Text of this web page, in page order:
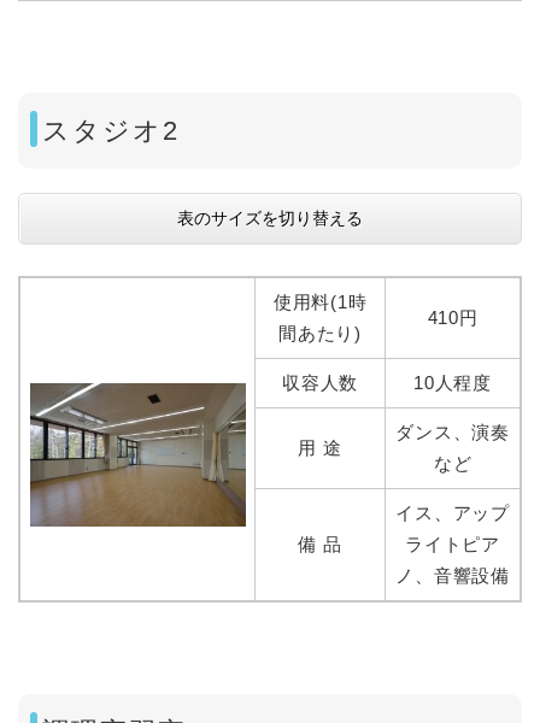
スタジオ2
表のサイズを切り替える
使用料(1時
間あたり)
410円
収容人数 10人程度
用 途
ダンス、演奏
など
備 品
イス、アップ
ライトピア
ノ、音響設備